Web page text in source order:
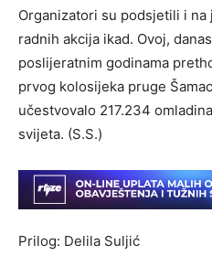
Organizatori su podsjetili i
radnih akcija ikad. Ovoj,
poslijeratnim godinama
prvog kolosijeka pruge
učestvovalo 217.234
svijeta. (S.S.)
Prilog: Delila Suljić